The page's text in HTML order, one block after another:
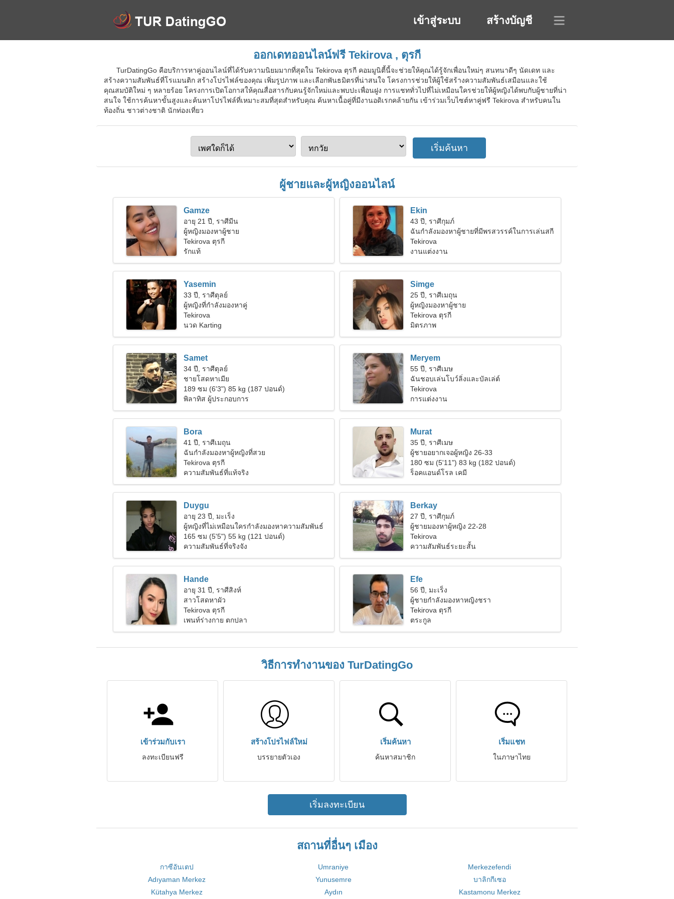
เข้าสู่ระบบ สร้างบัญชี
ออกเดทออนไลน์ฟรี Tekirova , ตุรกี
TurDatingGo คือบริการหาคู่ออนไลน์ที่ได้รับความนิยมมากที่สุดใน Tekirova ตุรกี คอมมูนิตี้นี้จะช่วยให้คุณได้รู้จักเพื่อนใหม่ๆ สนทนาดีๆ นัดเดท และ
สร้างความสัมพันธ์ที่โรแมนติก สร้างโปรไฟล์ของคุณ เพิ่มรูปภาพ และเลือกพันธมิตรที่น่าสนใจ โครงการช่วยให้ผู้ใช้สร้างความสัมพันธ์เสมือนและใช้
คุณสมบัติใหม่ ๆ หลายร้อย โครงการเปิดโอกาสให้คุณสื่อสารกับคนรู้จักใหม่และพบปะเพื่อนฝูง การแชททั่วไปที่ไม่เหมือนใครช่วยให้ผู้หญิงได้พบกับผู้ชายที่น่า
สนใจ ใช้การค้นหาขั้นสูงและค้นหาโปรไฟล์ที่เหมาะสมที่สุดสำหรับคุณ ค้นหาเนื้อคู่ที่มีงานอดิเรกคล้ายกัน เข้าร่วมเว็บไซต์หาคู่ฟรี Tekirova สำหรับคนใน
ท้องถิ่น ชาวต่างชาติ นักท่องเที่ยว
ผู้ชายและผู้หญิงออนไลน์
Gamze
อายุ 21 ปี, ราศีมีน
ผู้หญิงมองหาผู้ชาย
Tekirova ตุรกี
รักแท้
Ekin
43 ปี, ราศีกุมภ์
ฉันกำลังมองหาผู้ชายที่มีพรสวรรค์ในการเล่นสกี
ด้วยกัน
Tekirova
งานแต่งงาน
Yasemin
33 ปี, ราศีตุลย์
ผู้หญิงที่กำลังมองหาคู่
Tekirova
นวด Karting
Simge
25 ปี, ราศีเมถุน
ผู้หญิงมองหาผู้ชาย
Tekirova ตุรกี
มิตรภาพ
Samet
34 ปี, ราศีตุลย์
ชายโสดหาเมีย
189 ซม (6'3") 85 kg (187 ปอนด์)
พิลาทิส ผู้ประกอบการ
Meryem
55 ปี, ราศีเมษ
ฉันชอบเล่นโบว์ลิ่งและบัลเล่ต์
Tekirova
การแต่งงาน
Bora
41 ปี, ราศีเมถุน
ฉันกำลังมองหาผู้หญิงที่สวย
Tekirova ตุรกี
ความสัมพันธ์ที่แท้จริง
Murat
35 ปี, ราศีเมษ
ผู้ชายอยากเจอผู้หญิง 26-33
180 ซม (5'11") 83 kg (182 ปอนด์)
ร็อคแอนด์โรล เคมี
Duygu
อายุ 23 ปี, มะเร็ง
ผู้หญิงที่ไม่เหมือนใครกำลังมองหาความสัมพันธ์
รัก
165 ซม (5'5") 55 kg (121 ปอนด์)
ความสัมพันธ์ที่จริงจัง
Berkay
27 ปี, ราศีกุมภ์
ผู้ชายมองหาผู้หญิง 22-28
Tekirova
ความสัมพันธ์ระยะสั้น
Hande
อายุ 31 ปี, ราศีสิงห์
สาวโสดหาผัว
Tekirova ตุรกี
เพนท์ร่างกาย ตกปลา
Efe
56 ปี, มะเร็ง
ผู้ชายกำลังมองหาหญิงชรา
Tekirova ตุรกี
ตระกูล
วิธีการทำงานของ TurDatingGo
เข้าร่วมกับเรา
ลงทะเบียนฟรี
สร้างโปรไฟล์ใหม่
บรรยายตัวเอง
เริ่มค้นหา
ค้นหาสมาชิก
เริ่มแชท
ในภาษาไทย
เริ่มลงทะเบียน
สถานที่อื่นๆ เมือง
กาซีอันเตป Umraniye
Merkezefendi
Adıyaman Merkez
Yunusemre
บาลิกกีเซอ
Kütahya Merkez
Aydın Kastamonu Merkez